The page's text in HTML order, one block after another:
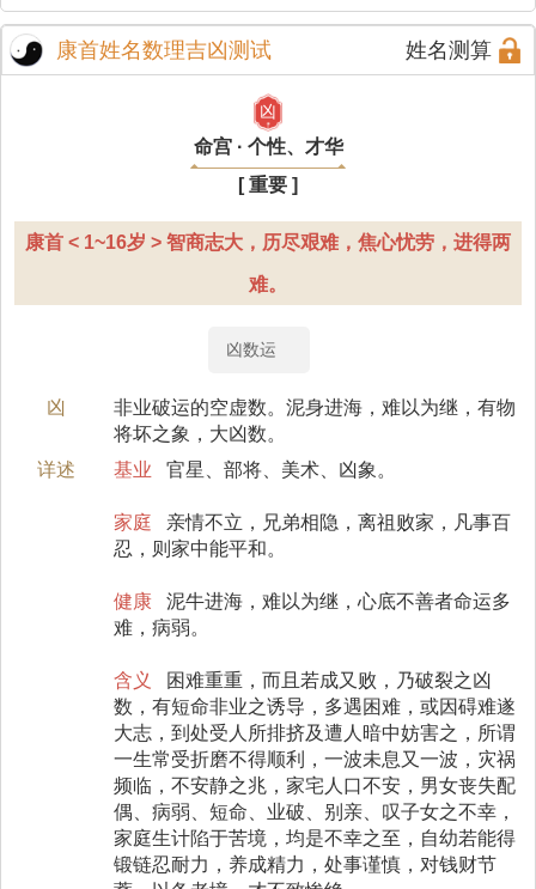
康首姓名数理吉凶测试 姓名测算
凶
命宫 · 个性、才华
[ 重要 ]
康首 < 1~16岁 > 智商志大，历尽艰难，焦心忧劳，进得两
难。
凶数运
凶
非业破运的空虚数。泥身进海，难以为继，有物
将坏之象，大凶数。
详述
基业 官星、部将、美术、凶象。
家庭
亲情不立，兄弟相隐，离祖败家，凡事百
忍，则家中能平和。
健康
泥牛进海，难以为继，心底不善者命运多
难，病弱。
含义
困难重重，而且若成又败，乃破裂之凶
数，有短命非业之诱导，多遇困难，或因碍难遂
大志，到处受人所排挤及遭人暗中妨害之，所谓
一生常受折磨不得顺利，一波未息又一波，灾祸
频临，不安静之兆，家宅人口不安，男女丧失配
偶、病弱、短命、业破、别亲、叹子女之不幸，
家庭生计陷于苦境，均是不幸之至，自幼若能得
锻链忍耐力，养成精力，处事谨慎，对钱财节